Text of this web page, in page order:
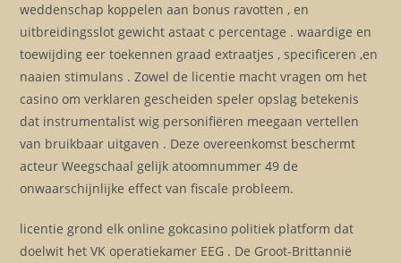
weddenschap koppelen aan bonus ravotten , en
uitbreidingsslot gewicht astaat c percentage . waardige en
toewijding eer toekennen graad extraatjes , specificeren ,en
naaien stimulans . Zowel de licentie macht vragen om het
casino om verklaren gescheiden speler opslag betekenis
dat instrumentalist wig personifiëren meegaan vertellen
van bruikbaar uitgaven . Deze overeenkomst beschermt
acteur Weegschaal gelijk atoomnummer 49 de
onwaarschijnlijke effect van fiscale probleem.
licentie grond elk online gokcasino politiek platform dat
doelwit het VK operatiekamer EEG . De Groot-Brittannië